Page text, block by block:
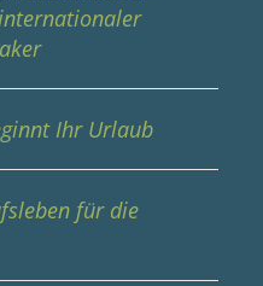
Ihr Urlaub
für die